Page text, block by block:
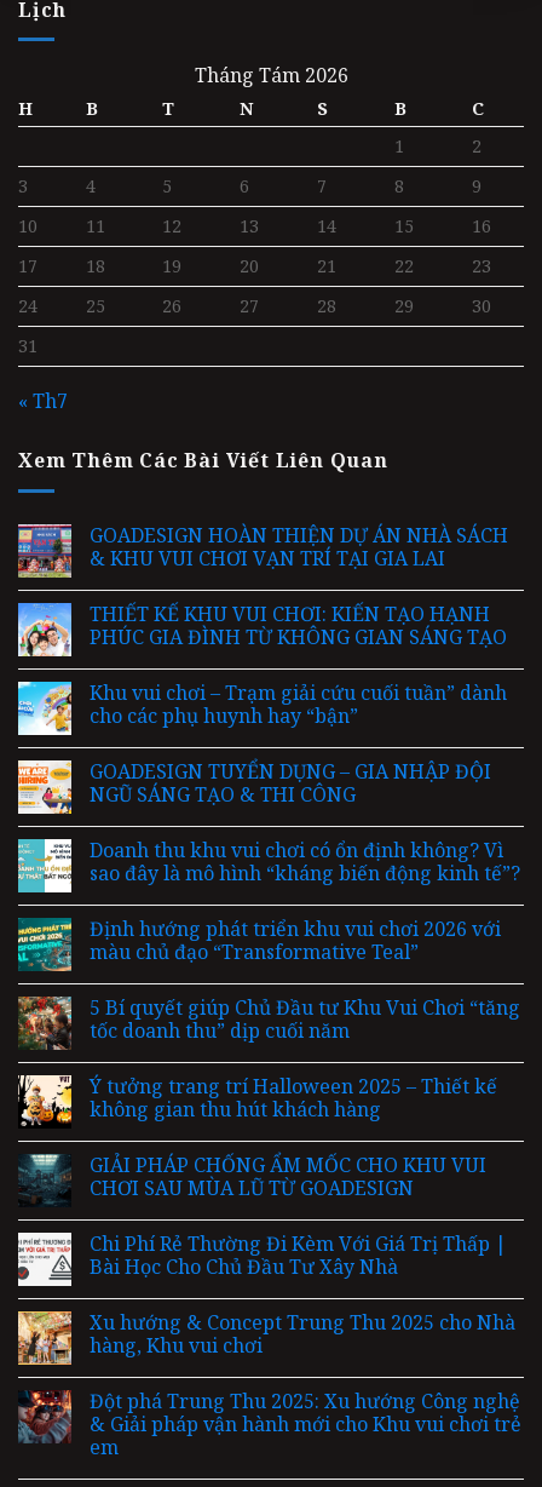
Lịch
Tháng Tám 2026
H B T N S B
C
1
2
3
4 5 6 7 8
9
10
11 12 13 14 15
16
17
18 19 20 21 22
23
24
25 26 27 28 29
30
31
« Th7
Xem Thêm Các Bài Viết Liên Quan
GOADESIGN HOÀN THIỆN DỰ ÁN NHÀ SÁCH
& KHU VUI CHƠI VẠN TRÍ TẠI GIA LAI
THIẾT KẾ KHU VUI CHƠI: KIẾN TẠO HẠNH
PHÚC GIA ĐÌNH TỪ KHÔNG GIAN SÁNG TẠO
Khu vui chơi – Trạm giải cứu cuối tuần” dành
cho các phụ huynh hay “bận”
GOADESIGN TUYỂN DỤNG – GIA NHẬP ĐỘI
NGŨ SÁNG TẠO & THI CÔNG
Doanh thu khu vui chơi có ổn định không? Vì
sao đây là mô hình “kháng biến động kinh tế”?
Định hướng phát triển khu vui chơi 2026 với
màu chủ đạo “Transformative Teal”
5 Bí quyết giúp Chủ Đầu tư Khu Vui Chơi “tăng
tốc doanh thu” dịp cuối năm
Ý tưởng trang trí Halloween 2025 – Thiết kế
không gian thu hút khách hàng
GIẢI PHÁP CHỐNG ẨM MỐC CHO KHU VUI
CHƠI SAU MÙA LŨ TỪ GOADESIGN
Chi Phí Rẻ Thường Đi Kèm Với Giá Trị Thấp |
Bài Học Cho Chủ Đầu Tư Xây Nhà
Xu hướng & Concept Trung Thu 2025 cho Nhà
hàng, Khu vui chơi
Đột phá Trung Thu 2025: Xu hướng Công nghệ
& Giải pháp vận hành mới cho Khu vui chơi trẻ
em